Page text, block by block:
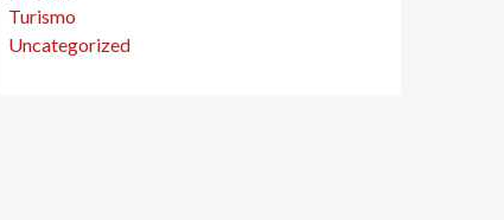
Turismo
Uncategorized